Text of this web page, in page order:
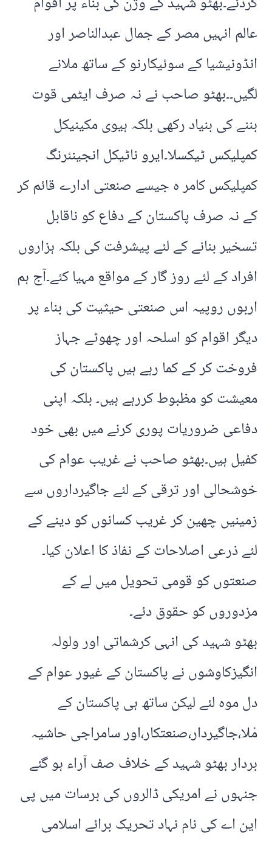
عالم انہیں مصر کے جمال عبدالناصر اور
انڈونیشیا کے سوئیکارنو کے ساتھ ملانے
لگیں۔۔بھٹو صاحب نے نہ صرف ایٹمی قوت
بننے کی بنیاد رکھی بلکہ ہیوی مکینیکل
کمپلیکس ٹیکسلا۔ایرو ناٹیکل انجینئرنگ
کمپلیکس کامر ہ جیسے صنعتی ادارے قائم کر
کے نہ صرف پاکستان کے دفاع کو ناقابل
تسخیر بنانے کے لئے پیشرفت کی بلکہ ہزاروں
افراد کے لئے روز گار کے مواقع مہیا کئے۔آج ہم
اربوں روپیہ اس صنعتی حیثیت کی بناء پر
دیگر اقوام کو اسلحہ اور چھوٹے جہاز
فروخت کر کے کما رہے ہیں پاکستان کی
معیشت کو مظبوط کررہے ہیں۔ بلکہ اپنی
دفاعی ضروریات پوری کرنے میں بھی خود
کفیل ہیں۔بھٹو صاحب نے غریب عوام کی
خوشحالی اور ترقی کے لئے جاگیرداروں سے
زمینیں چھین کر غریب کسانوں کو دینے کے
لئے ذرعی اصلاحات کے نفاذ کا اعلان کیا۔
صنعتوں کو قومی تحویل میں لے کے
مزدوروں کو حقوق دئے۔
بھٹو شہید کی انہی کرشماتی اور ولولہ
انگیزکاوشوں نے پاکستان کے غیور عوام کے
دل موہ لئے لیکن ساتھ ہی پاکستان کے
مْلا،جاگیردار،صنعتکار،اور سامراجی حاشیہ
بردار بھٹو شہید کے خلاف صف آراء ہو گئے
جنہوں نے امریکی ڈالروں کی برسات میں پی
این اے کی نام نہاد تحریک برائے اسلامی